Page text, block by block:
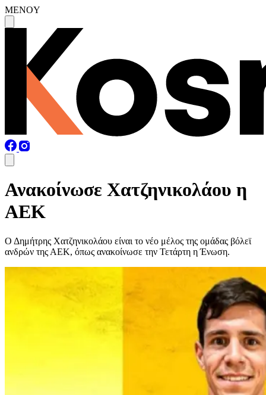
MENOY
Ανακοίνωσε Χατζηνικολάου η
ΑΕΚ
Ο Δημήτρης Χατζηνικολάου είναι το νέο μέλος της ομάδας βόλεϊ
ανδρών της ΑΕΚ, όπως ανακοίνωσε την Τετάρτη η Ένωση.